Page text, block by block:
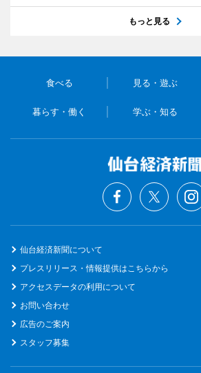
もっと見る
食べる 見る・遊ぶ
暮らす・働く 学ぶ・知る
仙台経済新聞について
プレスリリース・情報提供はこちらから
アクセスデータの利用について
お問い合わせ
広告のご案内
スタッフ募集